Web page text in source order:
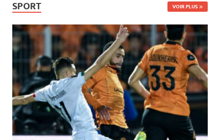
SPORT VOIR PLUS